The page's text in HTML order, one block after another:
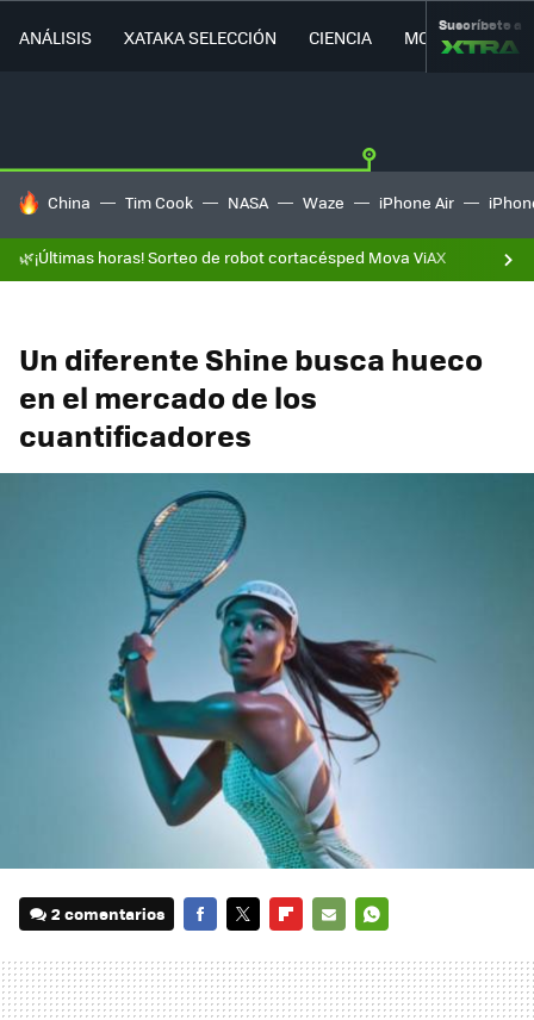
ANÁLISIS XATAKA SELECCIÓN CIENCIA MOVILIDAD
Suscríbete a
HOY SE HABLA DE
China Tim Cook NASA Waze iPhone Air
🌿¡Últimas horas! Sorteo de robot cortacésped Mova ViAX
Un diferente Shine busca hueco
en el mercado de los
cuantificadores
2 comentarios
MAIL